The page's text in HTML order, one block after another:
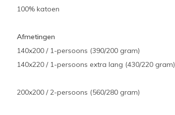
100% katoen
Afmetingen
140x200 / 1-persoons (390/200 gram)
140x220 / 1-persoons extra lang (430/220 gram)
200x200 / 2-persoons (560/280 gram)